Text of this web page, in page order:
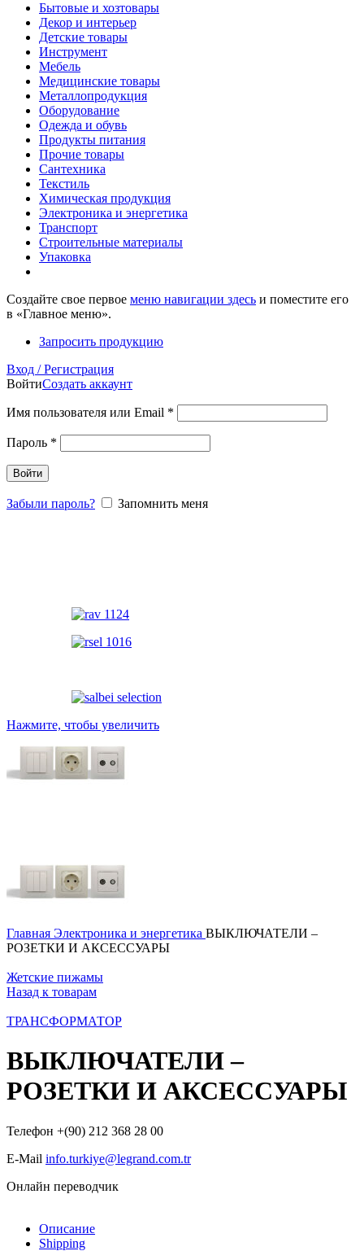
Бытовые и хозтовары
Декор и интерьер
Детские товары
Инструмент
Мебель
Медицинские товары
Металлопродукция
Оборудование
Одежда и обувь
Продукты питания
Прочие товары
Сантехника
Текстиль
Химическая продукция
Электроника и энергетика
Транспорт
Строительные материалы
Упаковка
Создайте свое первое меню навигации здесь и поместите его
в «Главное меню».
Запросить продукцию
Вход / Регистрация
ВойтиСоздать аккаунт
Имя пользователя или Email *
Пароль *
Войти
Забыли пароль? Запомнить меня
Нажмите, чтобы увеличить
Главная Электроника и энергетика ВЫКЛЮЧАТЕЛИ –
РОЗЕТКИ И АКСЕССУАРЫ
Жетские пижамы
Назад к товарам
ТРАНСФОРМАТОР
ВЫКЛЮЧАТЕЛИ –
РОЗЕТКИ И АКСЕССУАРЫ
Телефон +(90) 212 368 28 00
E-Mail info.turkiye@legrand.com.tr
Онлайн переводчик
Описание
Shipping